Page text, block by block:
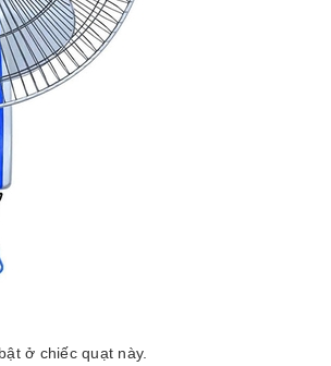
ở chiếc quạt này.